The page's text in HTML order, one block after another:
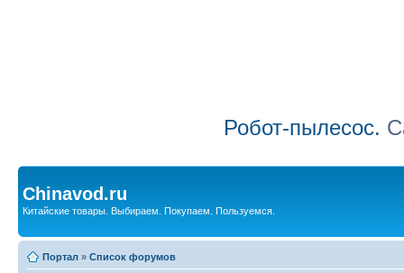
Робот-пылесос.
Chinavod.ru
Китайские товары. Выбираем. Покупаем. Пользуемся.
Портал » Список форумов